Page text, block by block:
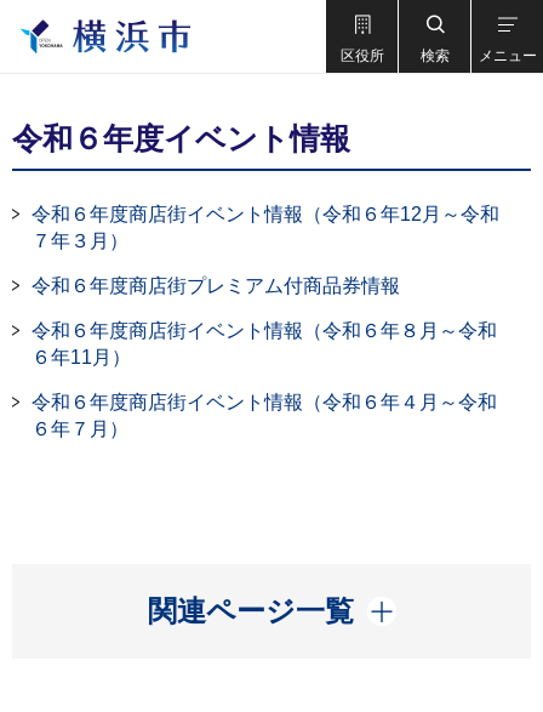
区役所 検索 メニュー
令和６年度イベント情報
令和６年度商店街イベント情報（令和６年12月～令和
７年３月）
令和６年度商店街プレミアム付商品券情報
令和６年度商店街イベント情報（令和６年８月～令和
６年11月）
令和６年度商店街イベント情報（令和６年４月～令和
６年７月）
関連ページ一覧
開く